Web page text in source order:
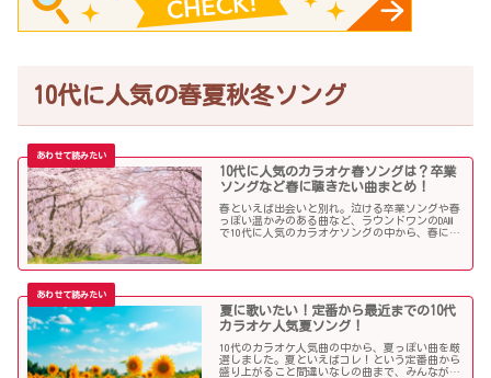
10代に人気の春夏秋冬ソング
10代に人気のカラオケ春ソングは？卒業
ソングなど春に聴きたい曲まとめ！
春といえば出会いと別れ。泣ける卒業ソングや春
っぽい温かみのある曲など、ラウンドワンのDAM
で10代に人気のカラオケソングの中から、春に聴
夏に歌いたい！定番から最近までの10代
カラオケ人気夏ソング！
10代のカラオケ人気曲の中から、夏っぽい曲を厳
選しました。夏といえばコレ！という定番曲から
盛り上がること間違いなしの曲まで、みんなが選